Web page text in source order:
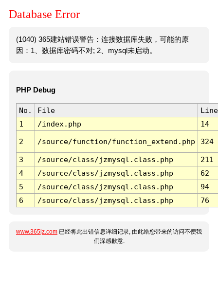
Database Error
(1040) 365建站错误警告：连接数据库失败，可能的原
因：1、数据库密码不对; 2、mysql未启动。
PHP Debug
No. File
Line
1
/index.php 14
2 /source/function/function_extend.php 324
3 /source/class/jzmysql.class.php
211
4
/source/class/jzmysql.class.php
62
5
/source/class/jzmysql.class.php
94
6
/source/class/jzmysql.class.php 76
www.365jz.com 已经将此出错信息详细记录, 由此给您带来的访问不便我
们深感歉意.